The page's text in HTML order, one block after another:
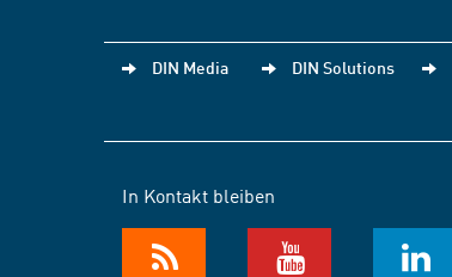
DIN Media DIN Solutions
In Kontakt bleiben